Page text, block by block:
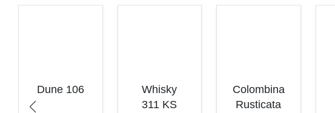
Dune 106
Whisky
311 KS
Colombina
Rusticata